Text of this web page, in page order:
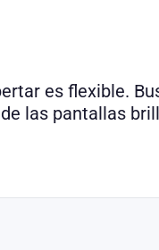
es flexible.
las pantallas